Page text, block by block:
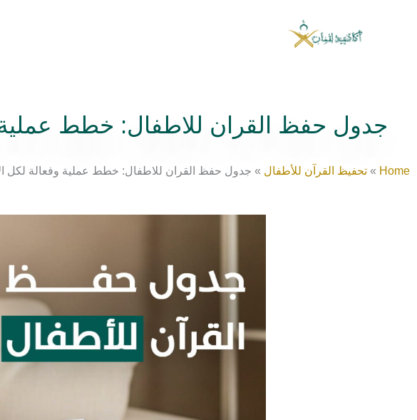
جدول حفظ القران للاطفال: خطط
Home
» تحفيظ القرآن للأطفال » جدول حفظ القران للاطفال: خطط عملية وفعالة لكل